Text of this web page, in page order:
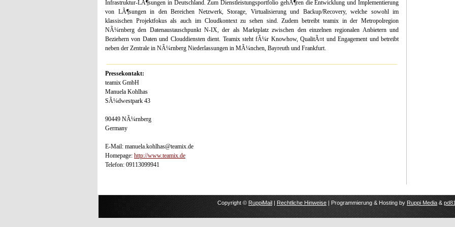
Infrastruktur-LÃ¶sungen in Deutschland. Zum Dienstleistungsportfolio gehÃ¶ren die Entwicklung und Implementierung
von LÃ¶sungen in den Bereichen Netzwerk, Storage, Virtualisierung und Backup/Recovery, welche sowohl im
klassischen Projektfokus als auch im Cloudkontext zu sehen sind. Zudem betreibt teamix in der Metropolregion
NÃ¼rnberg den Datenaustauschpunkt N-IX, der als Marktplatz zwischen den einzelnen regionalen Anbietern und
Beziehern von Daten und Clouddiensten dient. Teamix steht fÃ¼r Knowhow, QualitÃ¤t und Engagement und betreibt
neben der Zentrale in NÃ¼rnberg Niederlassungen in MÃ¼nchen, Bayreuth und Frankfurt.
Pressekontakt:
teamix GmbH
Manuela Kohlhas
SÃ¼dwestpark 43
90449 NÃ¼rnberg
Germany
E-Mail: manuela.kohlhas@teamix.de
Homepage: http://www.teamix.de
Telefon: 09113099941
Copyright ©RuppiMail|Rechtliche Hinweise| Programmierung & Hosting byRuppi Media&